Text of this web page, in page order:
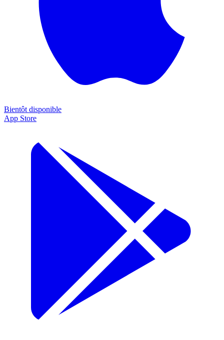
Bientôt disponible
App Store